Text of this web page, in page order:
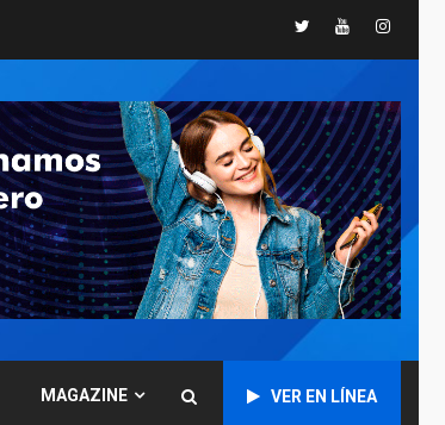
TwitterYoutube
MAGAZINE VER EN LÍNEA
6
TITULARES
CNP plantea incluir
Libertad de Expresión
en agenda de
negociación con
comisión de AN 2015
7
DESTACADOS
NACIONALES
ÚLTIMA HORA
Gobierno nacional y
regional nos
respaldaron desde el
primer momento tras
asegura Gustavo